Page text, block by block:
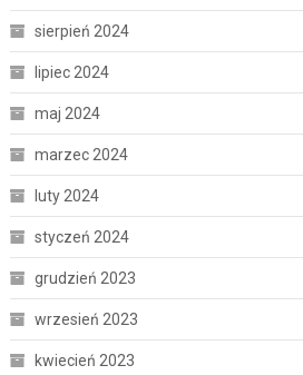
sierpień 2024
lipiec 2024
maj 2024
marzec 2024
luty 2024
styczeń 2024
grudzień 2023
wrzesień 2023
kwiecień 2023